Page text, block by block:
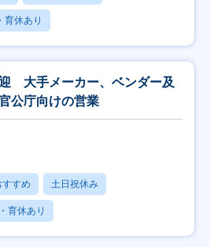
育休あり
迎 大手メーカー、ベンダー及
公庁向けの営業
すめ 土日祝休み
育休あり